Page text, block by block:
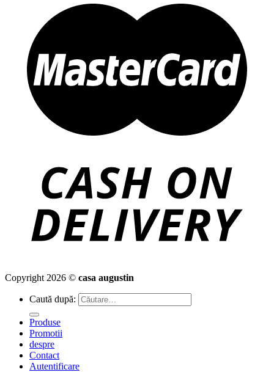
Copyright 2026 © casa augustin
Caută după:
Produse
Promotii
despre
Contact
Autentificare